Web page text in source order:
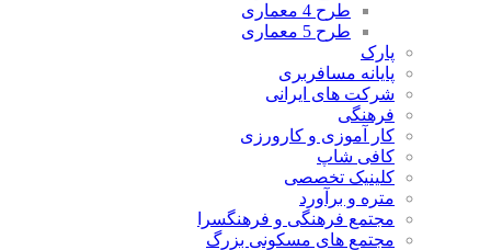
طرح 4 معماری
طرح 5 معماری
پارک
پایانه مسافربری
شرکت های ایرانی
فرهنگی
کار آموزی و کارورزی
کافی شاپ
کلینیک تخصصی
متره و برآورد
مجتمع فرهنگی و فرهنگسرا
مجتمع های مسکونی بزرگ